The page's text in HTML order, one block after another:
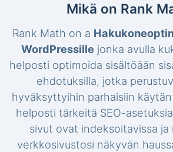
Mikä on Rank
Rank Math on a
WordPressille jonka avulla
helposti optimoida sisältöään
ehdotuksilla, jotka
hyväksyttyihin parhaisiin
helposti tärkeitä SEO-
sivut ovat indeksoitavissa ja
verkkosivustosi näkyvän